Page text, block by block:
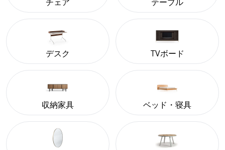
デスク TVボード
収納家具 ベッド・寝具